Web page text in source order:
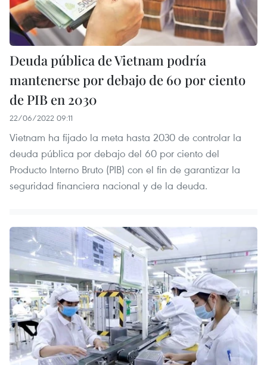
Deuda pública de Vietnam podría
mantenerse por debajo de 60 por ciento
de PIB en 2030
22/06/2022 09:11
Vietnam ha fijado la meta hasta 2030 de controlar la
deuda pública por debajo del 60 por ciento del
Producto Interno Bruto (PIB) con el fin de garantizar la
seguridad financiera nacional y de la deuda.